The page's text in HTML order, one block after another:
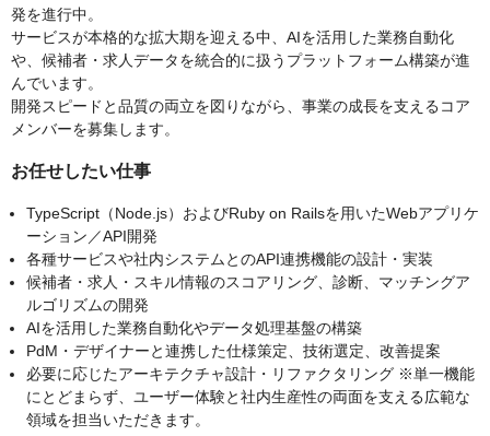
発を進行中。
サービスが本格的な拡大期を迎える中、AIを活用した業務自動化
や、候補者・求人データを統合的に扱うプラットフォーム構築が進
んでいます。
開発スピードと品質の両立を図りながら、事業の成長を支えるコア
メンバーを募集します。
お任せしたい仕事
TypeScript（Node.js）およびRuby on Railsを用いたWebアプリケ
ーション／API開発
各種サービスや社内システムとのAPI連携機能の設計・実装
候補者・求人・スキル情報のスコアリング、診断、マッチングア
ルゴリズムの開発
AIを活用した業務自動化やデータ処理基盤の構築
PdM・デザイナーと連携した仕様策定、技術選定、改善提案
必要に応じたアーキテクチャ設計・リファクタリング ※単一機能
にとどまらず、ユーザー体験と社内生産性の両面を支える広範な
領域を担当いただきます。